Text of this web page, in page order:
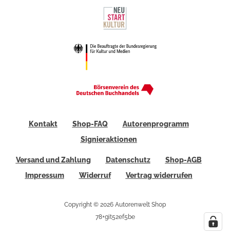
Kontakt Shop-FAQ
Autorenprogramm
Signieraktionen
Versand und Zahlung Datenschutz
Shop-AGB
Impressum
Widerruf Vertrag widerrufen
Copyright © 2026 Autorenwelt Shop
78+git52ef5be